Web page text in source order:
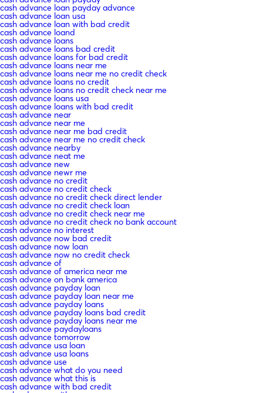
cash advance loan payday advance
cash advance loan usa
cash advance loan with bad credit
cash advance loand
cash advance loans
cash advance loans bad credit
cash advance loans for bad credit
cash advance loans near me
cash advance loans near me no credit check
cash advance loans no credit
cash advance loans no credit check near me
cash advance loans usa
cash advance loans with bad credit
cash advance near
cash advance near me
cash advance near me bad credit
cash advance near me no credit check
cash advance nearby
cash advance neat me
cash advance new
cash advance newr me
cash advance no credit
cash advance no credit check
cash advance no credit check direct lender
cash advance no credit check loan
cash advance no credit check near me
cash advance no credit check no bank account
cash advance no interest
cash advance now bad credit
cash advance now loan
cash advance now no credit check
cash advance of
cash advance of america near me
cash advance on bank america
cash advance payday loan
cash advance payday loan near me
cash advance payday loans
cash advance payday loans bad credit
cash advance payday loans near me
cash advance paydayloans
cash advance tomorrow
cash advance usa loan
cash advance usa loans
cash advance use
cash advance what do you need
cash advance what this is
cash advance with bad credit